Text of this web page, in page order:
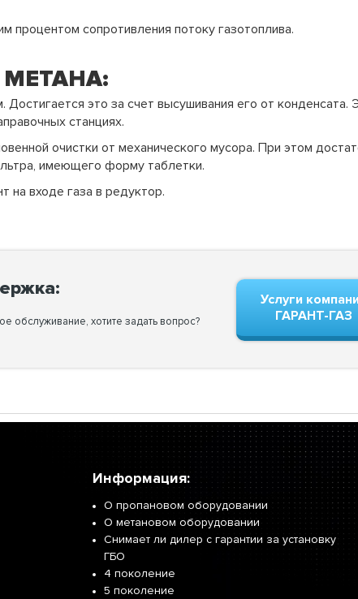
процентом сопротивления потоку газотоплива.
Достигается это за счет высушивания его от конденсата.
станциях.
очистки от механического мусора. При этом
имеющего форму таблетки.
на входе газа в редуктор.
обслуживание, хотите задать вопрос?
Услуги
ГАРАНТ-ГАЗ
Информация:
О пропановом оборудовании
О метановом оборудовании
Снимает ли дилер с гарантии за установку
ГБО
4 поколение
5 поколение